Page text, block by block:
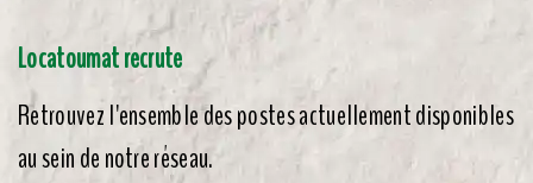
Locatoumat recrute
​Retrouvez l'ensemble des postes actuellement disponibles
au sein de notre réseau.